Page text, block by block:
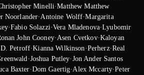
Minelli·Matthew Matthew
Noorlander· Antoine Wolff·Margarita
·Fabio Solazzi·Vera Mladenova·Lyubomir
John Cooney· Asen Cvetkov·Kaloyan
Petroff·Kianna Wilkinson ·Perherz·Real
·Joshua Putley· Jon Ander Santos
Baxter·Dom Gaertig· Alex Mccarty·Peter